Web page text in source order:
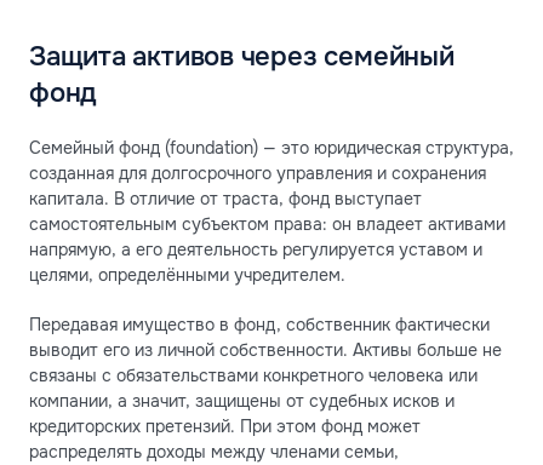
Защита активов через семейный
фонд
Семейный фонд (foundation) — это юридическая структура,
созданная для долгосрочного управления и сохранения
капитала. В отличие от траста, фонд выступает
самостоятельным субъектом права: он владеет активами
напрямую, а его деятельность регулируется уставом и
целями, определёнными учредителем.
Передавая имущество в фонд, собственник фактически
выводит его из личной собственности. Активы больше не
связаны с обязательствами конкретного человека или
компании, а значит, защищены от судебных исков и
кредиторских претензий. При этом фонд может
распределять доходы между членами семьи,